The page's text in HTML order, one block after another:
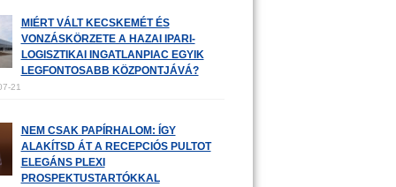
MIÉRT VÁLT KECSKEMÉT ÉS
VONZÁSKÖRZETE A HAZAI IPARI-
LOGISZTIKAI INGATLANPIAC EGYIK
LEGFONTOSABB KÖZPONTJÁVÁ?
21
NEM CSAK PAPÍRHALOM: ÍGY
ALAKÍTSD ÁT A RECEPCIÓS PULTOT
ELEGÁNS PLEXI
PROSPEKTUSTARTÓKKAL